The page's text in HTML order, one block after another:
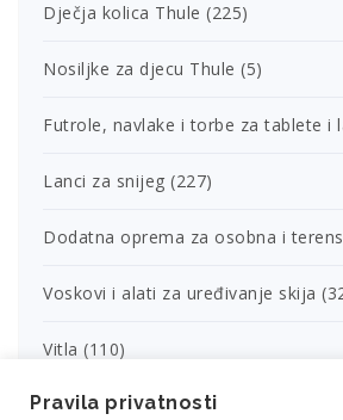
Dječja kolica Thule (225)
Nosiljke za djecu Thule (5)
Futrole, navlake i torbe za tablete i
Lanci za snijeg (227)
Dodatna oprema za osobna i
Voskovi i alati za uređivanje skija
Vitla (110)
Rezervni dijelovi za vitla
Pravila privatnosti